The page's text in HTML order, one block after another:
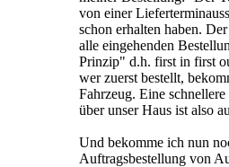
von einer
schon erhalten haben.
alle eingehenden
Prinzip" d.h. first in first
wer zuerst bestellt,
Fahrzeug. Eine
über unser Haus ist also
Und bekomme ich nun
Auftragsbestellung von